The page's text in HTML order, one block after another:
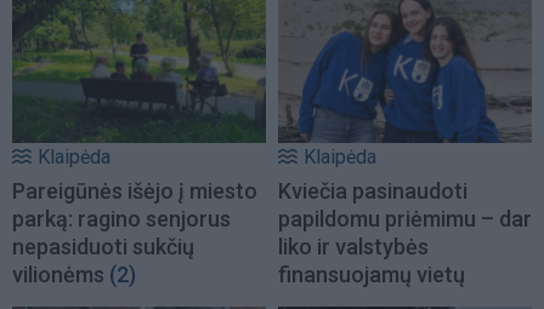
Klaipėda
Pareigūnės išėjo į miesto
parką: ragino senjorus
nepasiduoti sukčių
vilionėms (2)
Klaipėda
Kviečia pasinaudoti
papildomu priėmimu – dar
liko ir valstybės
finansuojamų vietų